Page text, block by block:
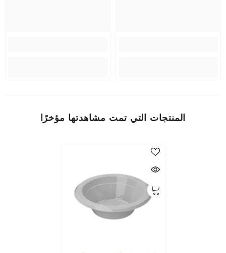
المنتجات التي تمت مشاهدتها مؤخرًا